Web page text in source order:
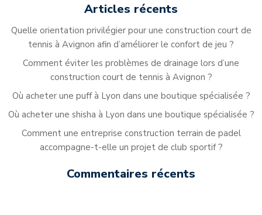
articlesarticles
Articles récents
Quelle orientation privilégier pour une construction court de
tennis à Avignon afin d’améliorer le confort de jeu ?
Comment éviter les problèmes de drainage lors d’une
construction court de tennis à Avignon ?
Où acheter une puff à Lyon dans une boutique spécialisée ?
Où acheter une shisha à Lyon dans une boutique spécialisée ?
Comment une entreprise construction terrain de padel
accompagne-t-elle un projet de club sportif ?
Commentaires récents